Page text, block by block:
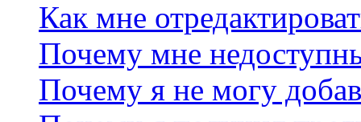
Как мне
Почему мне
Почему я не могу